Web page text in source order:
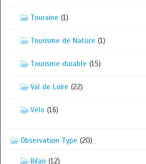
Touraine (1)
Tourisme de Nature (1)
Tourisme durable (15)
Val de Loire (22)
Vélo (16)
Observation Type (20)
Bilan (12)